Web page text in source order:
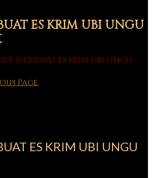
ES KRIM UBI UNGU
MEMBUAT ES KRIM UBI UNGU
Page
ES KRIM UBI UNGU